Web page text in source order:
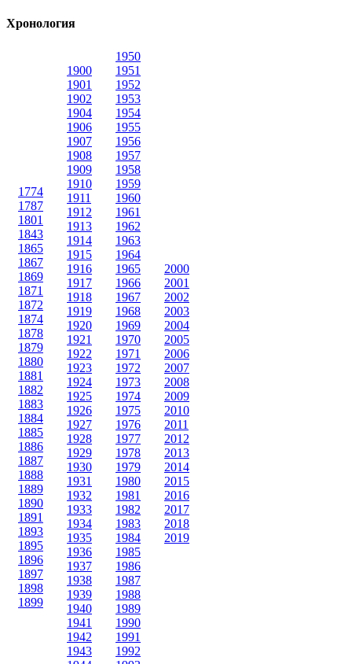
Хронология
1774
1787
1801
1843
1865
1867
1869
1871
1872
1874
1878
1879
1880
1881
1882
1883
1884
1885
1886
1887
1888
1889
1890
1891
1893
1895
1896
1897
1898
1899
1900
1901
1902
1904
1906
1907
1908
1909
1910
1911
1912
1913
1914
1915
1916
1917
1918
1919
1920
1921
1922
1923
1924
1925
1926
1927
1928
1929
1930
1931
1932
1933
1934
1935
1936
1937
1938
1939
1940
1941
1942
1943
1950
1951
1952
1953
1954
1955
1956
1957
1958
1959
1960
1961
1962
1963
1964
1965
1966
1967
1968
1969
1970
1971
1972
1973
1974
1975
1976
1977
1978
1979
1980
1981
1982
1983
1984
1985
1986
1987
1988
1989
1990
1991
1992
2000
2001
2002
2003
2004
2005
2006
2007
2008
2009
2010
2011
2012
2013
2014
2015
2016
2017
2018
2019